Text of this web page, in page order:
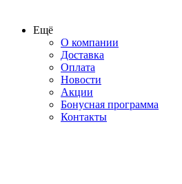
Ещё
О компании
Доставка
Оплата
Новости
Акции
Бонусная программа
Контакты